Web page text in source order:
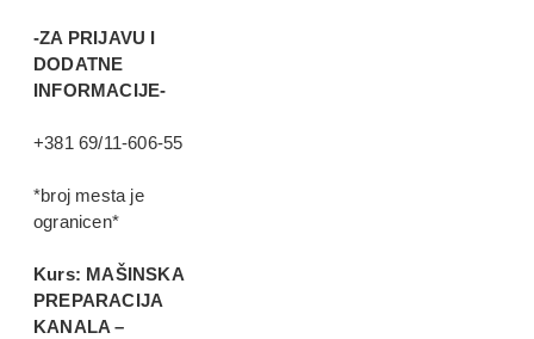
-ZA PRIJAVU I
DODATNE
INFORMACIJE-
+381 69/11-606-55
*broj mesta je
ogranicen*
Kurs: MAŠINSKA
PREPARACIJA
KANALA –